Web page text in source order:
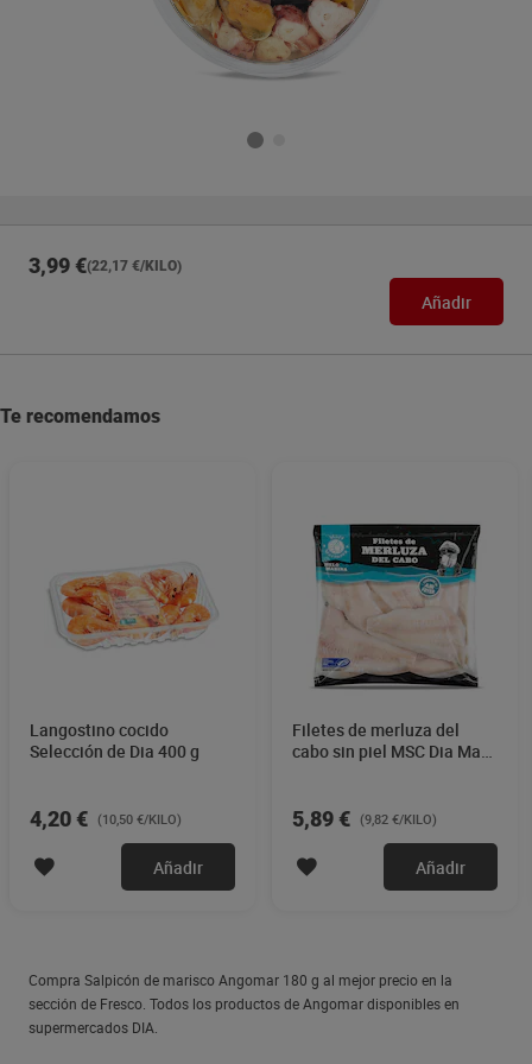
3,99 €(22,17 €/KILO)
Añadir
Te recomendamos
Langostino cocido
Selección de Dia 400 g
4,20 € (10,50 €/KILO)
Añadir
Filetes de merluza del
cabo sin piel MSC Dia Mari
5,89 € (9,82 €/KILO)
Añadir
Compra Salpicón de marisco Angomar 180 g al mejor precio en la
sección de Fresco. Todos los productos de Angomar disponibles en
supermercados DIA.